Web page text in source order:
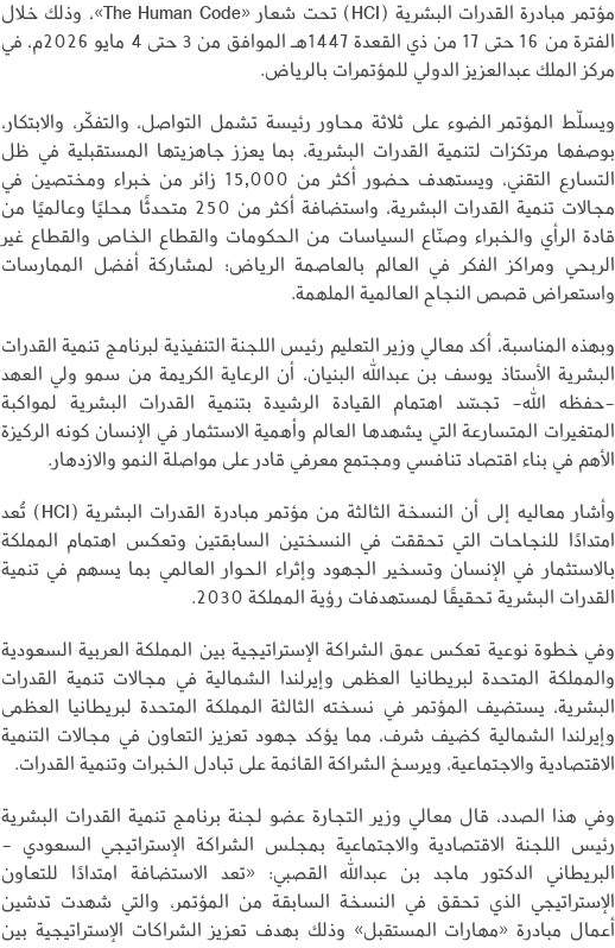
مؤتمر مبادرة القدرات البشرية (HCI) تحت شعار «The Human Code»، وذلك خلال
الفترة من 16 حتى 17 من ذي القعدة 1447هـ الموافق من 3 حتى 4 مايو 2026م، في
مركز الملك عبدالعزيز الدولي للمؤتمرات بالرياض.
ويسلّط المؤتمر الضوء على ثلاثة محاور رئيسة تشمل التواصل، والتفكّر، والابتكار،
بوصفها مرتكزات لتنمية القدرات البشرية، بما يعزز جاهزيتها المستقبلية في ظل
التسارع التقني، ويستهدف حضور أكثر من 15,000 زائر من خبراء ومختصين في
مجالات تنمية القدرات البشرية، واستضافة أكثر من 250 متحدثًا محليًا وعالميًا من
قادة الرأي والخبراء وصنّاع السياسات من الحكومات والقطاع الخاص والقطاع غير
الربحي ومراكز الفكر في العالم بالعاصمة الرياض؛ لمشاركة أفضل الممارسات
واستعراض قصص النجاح العالمية الملهمة.
وبهذه المناسبة، أكد معالي وزير التعليم رئيس اللجنة التنفيذية لبرنامج تنمية القدرات
البشرية الأستاذ يوسف بن عبدالله البنيان، أن الرعاية الكريمة من سمو ولي العهد
-حفظه الله- تجسّد اهتمام القيادة الرشيدة بتنمية القدرات البشرية لمواكبة
المتغيرات المتسارعة التي يشهدها العالم وأهمية الاستثمار في الإنسان كونه الركيزة
الأهم في بناء اقتصاد تنافسي ومجتمع معرفي قادر على مواصلة النمو والازدهار.
وأشار معاليه إلى أن النسخة الثالثة من مؤتمر مبادرة القدرات البشرية (HCI) تُعد
امتدادًا للنجاحات التي تحققت في النسختين السابقتين وتعكس اهتمام المملكة
بالاستثمار في الإنسان وتسخير الجهود وإثراء الحوار العالمي بما يسهم في تنمية
القدرات البشرية تحقيقًا لمستهدفات رؤية المملكة 2030.
وفي خطوة نوعية تعكس عمق الشراكة الإستراتيجية بين المملكة العربية السعودية
والمملكة المتحدة لبريطانيا العظمى وإيرلندا الشمالية في مجالات تنمية القدرات
البشرية، يستضيف المؤتمر في نسخته الثالثة المملكة المتحدة لبريطانيا العظمى
وإيرلندا الشمالية كضيف شرف، مما يؤكد جهود تعزيز التعاون في مجالات التنمية
الاقتصادية والاجتماعية، ويرسخ الشراكة القائمة على تبادل الخبرات وتنمية القدرات.
وفي هذا الصدد، قال معالي وزير التجارة عضو لجنة برنامج تنمية القدرات البشرية
رئيس اللجنة الاقتصادية والاجتماعية بمجلس الشراكة الإستراتيجي السعودي -
البريطاني الدكتور ماجد بن عبدالله القصبي: «تعد الاستضافة امتدادًا للتعاون
الإستراتيجي الذي تحقق في النسخة السابقة من المؤتمر، والتي شهدت تدشين
أعمال مبادرة «مهارات المستقبل» وذلك بهدف تعزيز الشراكات الإستراتيجية بين